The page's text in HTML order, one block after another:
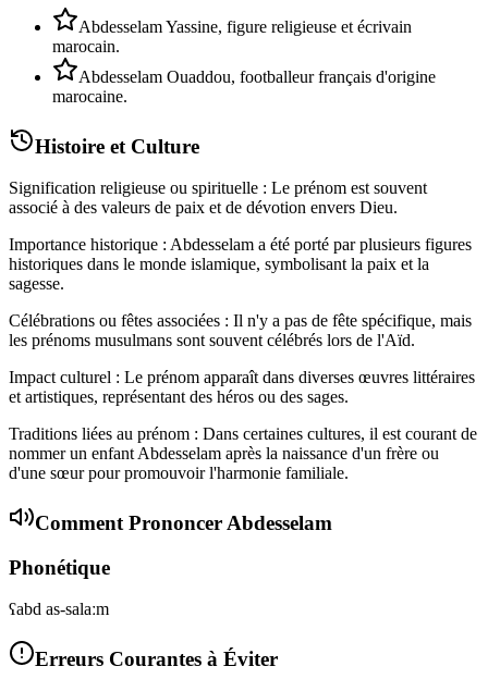
Abdesselam Yassine, figure religieuse et écrivain
marocain.
Abdesselam Ouaddou, footballeur français d'origine
marocaine.
Histoire et Culture
Signification religieuse ou spirituelle : Le prénom est souvent
associé à des valeurs de paix et de dévotion envers Dieu.
Importance historique : Abdesselam a été porté par plusieurs figures
historiques dans le monde islamique, symbolisant la paix et la
sagesse.
Célébrations ou fêtes associées : Il n'y a pas de fête spécifique, mais
les prénoms musulmans sont souvent célébrés lors de l'Aïd.
Impact culturel : Le prénom apparaît dans diverses œuvres littéraires
et artistiques, représentant des héros ou des sages.
Traditions liées au prénom : Dans certaines cultures, il est courant de
nommer un enfant Abdesselam après la naissance d'un frère ou
d'une sœur pour promouvoir l'harmonie familiale.
Comment Prononcer Abdesselam
Phonétique
ʕabd as-salaːm
Erreurs Courantes à Éviter